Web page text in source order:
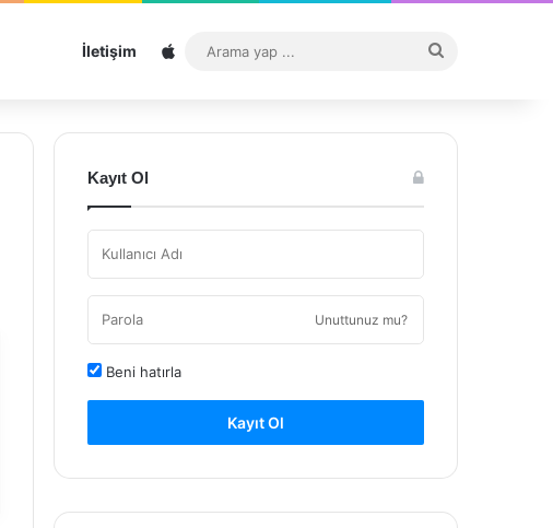
İletişim Sitemap
...
Kayıt Ol
Unuttunuz mu?
Beni hatırla
Kayıt Ol